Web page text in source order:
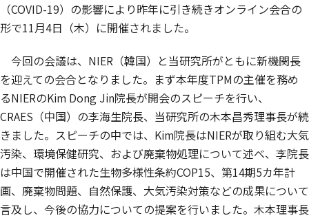
（COVID-19）の影響により昨年に引き続きオンライン会合の
形で11月4日（木）に開催されました。
今回の会議は、NIER（韓国）と当研究所がともに新機関長
を迎えての会合となりました。まず本年度TPMの主催を務め
るNIERのKim Dong Jin院長が開会のスピーチを行い、
CRAES（中国）の李海生院長、当研究所の木本昌秀理事長が続
きました。スピーチの中では、Kim院長はNIERが取り組む大気
汚染、環境保健研究、および廃棄物処理について述べ、李院長
は中国で開催された生物多様性条約COP15、第14期5カ年計
画、廃棄物問題、自然保護、大気汚染対策などの成果について
言及し、今後の協力についての提案を行いました。木本理事長